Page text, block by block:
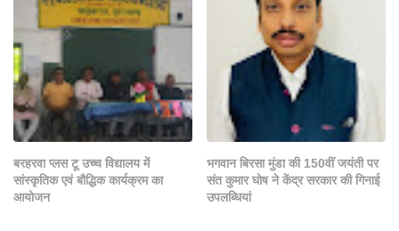
बरहरवा प्लस टू उच्च विद्यालय में
सांस्कृतिक एवं बौद्धिक कार्यक्रम का
आयोजन
भगवान बिरसा मुंडा की 150वीं जयंती पर
संत कुमार घोष ने केंद्र सरकार की गिनाई
उपलब्धियां